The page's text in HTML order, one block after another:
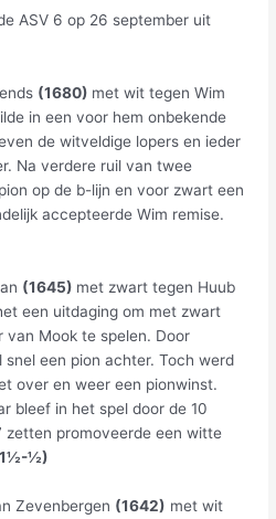
ASV 6 op 26 september uit
(1680) met wit tegen Wim
in een voor hem onbekende
de witveldige lopers en ieder
Na verdere ruil van twee
op de b-lijn en voor zwart een
accepteerde Wim remise.
(1645) met zwart tegen Huub
een uitdaging om met zwart
Mook te spelen. Door
een pion achter. Toch werd
over en weer een pionwinst.
bleef in het spel door de 10
zetten promoveerde een witte
½-½)
Zevenbergen (1642) met wit